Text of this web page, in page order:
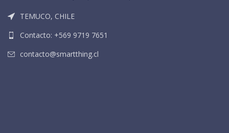
TEMUCO, CHILE
Contacto: +569 9719 7651
contacto@smartthing.cl